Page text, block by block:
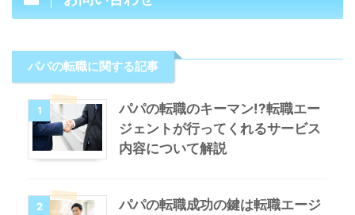
パパの転職に関する記事
1
パパの転職のキーマン!?転職エー
ジェントが行ってくれるサービス
内容について解説
2
パパの転職成功の鍵は転職エージ